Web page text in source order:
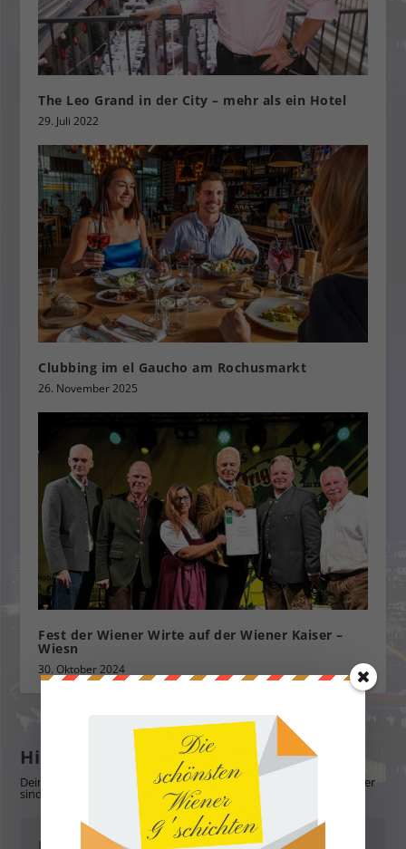
The Leo Grand in der City – mehr als ein Hotel
29. Juli 2022
Clubbing im el Gaucho am Rochusmarkt
26. November 2025
Fest der Wiener Wirte auf der Wiener Kaiser –
Wiesn
30. Oktober 2024
Hinterlasse eine Antwort
Deine E-Mail-Adresse wird nicht veröffentlicht. Erforderliche Felder
sind mit